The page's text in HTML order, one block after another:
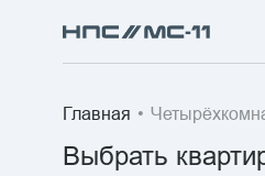
+7 (3452) 540-540
Главная
Выбрать